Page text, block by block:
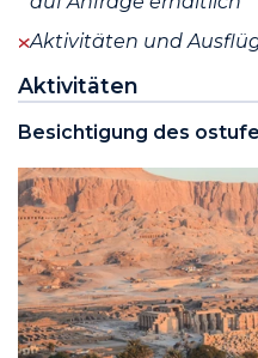
Aktivitäten und
Aktivitäten
Besichtigung des